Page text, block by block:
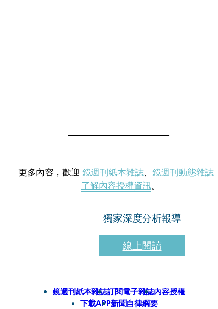
更多內容，歡迎 鏡週刊紙本雜誌、 鏡週刊動態雜誌
了解內容授權資訊。
獨家深度分析報導
線上閱讀
鏡週刊紙本雜誌訂閱電子雜誌內容授權
下載APP新聞自律綱要